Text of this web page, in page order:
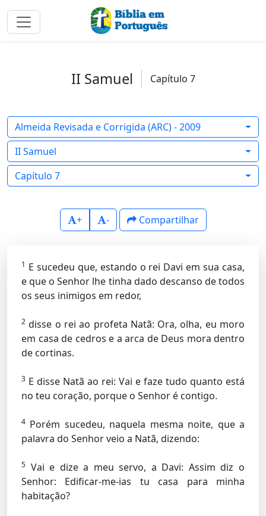
II Samuel Capítulo 7
Almeida Revisada e Corrigida (ARC) - 2009
II Samuel
Capítulo 7
+ - Compartilhar
1 E sucedeu que, estando o rei Davi em sua casa,
e que o Senhor lhe tinha dado descanso de todos
os seus inimigos em redor,
2 disse o rei ao profeta Natã: Ora, olha, eu moro
em casa de cedros e a arca de Deus mora dentro
de cortinas.
3 E disse Natã ao rei: Vai e faze tudo quanto está
no teu coração, porque o Senhor é contigo.
4 Porém sucedeu, naquela mesma noite, que a
palavra do Senhor veio a Natã, dizendo:
5 Vai e dize a meu servo, a Davi: Assim diz o
Senhor: Edificar-me-ias tu casa para minha
habitação?